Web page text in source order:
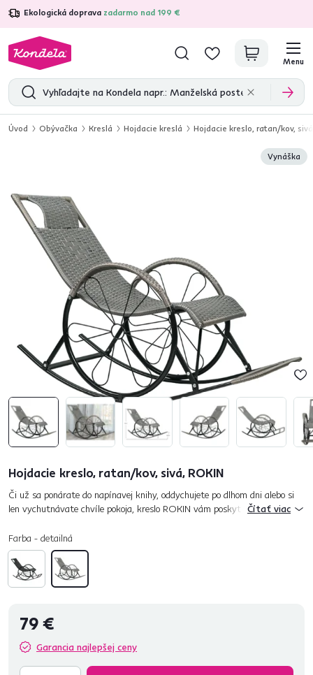
Ekologická doprava zadarmo nad 199 €
4,7 31 285overených produktových recenzií
Menu
Úvod Obývačka Kreslá Hojdacie kreslá Hojdacie kreslo, ratan/kov,
Vynáška
Hojdacie kreslo, ratan/kov, sivá, ROKIN
Či už sa ponárate do napínavej knihy, oddychujete po dlhom dni alebo si
len vychutnávate chvíle pokoja, kreslo ROKIN vám poskytne dokonalé
Čítať viac
Farba - detailná
79 €
Garancia najlepšej ceny